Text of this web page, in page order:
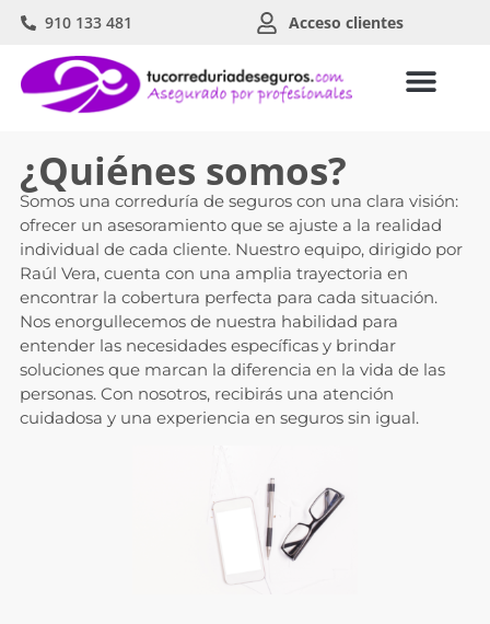
910 133 481 Acceso clientes
¿Quiénes somos?
Somos una correduría de seguros con una clara visión:
ofrecer un asesoramiento que se ajuste a la realidad
individual de cada cliente. Nuestro equipo, dirigido por
Raúl Vera, cuenta con una amplia trayectoria en
encontrar la cobertura perfecta para cada situación.
Nos enorgullecemos de nuestra habilidad para
entender las necesidades específicas y brindar
soluciones que marcan la diferencia en la vida de las
personas. Con nosotros, recibirás una atención
cuidadosa y una experiencia en seguros sin igual.